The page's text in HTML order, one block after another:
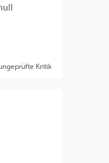
Kritik